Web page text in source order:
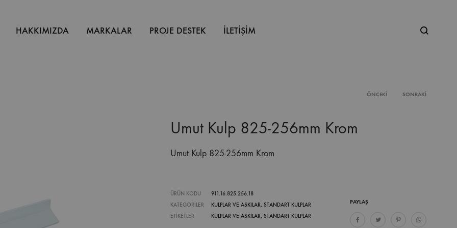
HAKKIMIZDA MARKALAR PROJE DESTEK İLETİŞİM
Ne
ÖNCEKI SONRAKI
Umut Kulp 825-256mm Krom
Umut Kulp 825-256mm Krom
PAYLAŞ
ÜRÜN KODU
911.16.825.256.18
KATEGORILER
KULPLAR VE ASKILAR, STANDART KULPLAR
ETIKETLER
KULPLAR VE ASKILAR, STANDART KULPLAR